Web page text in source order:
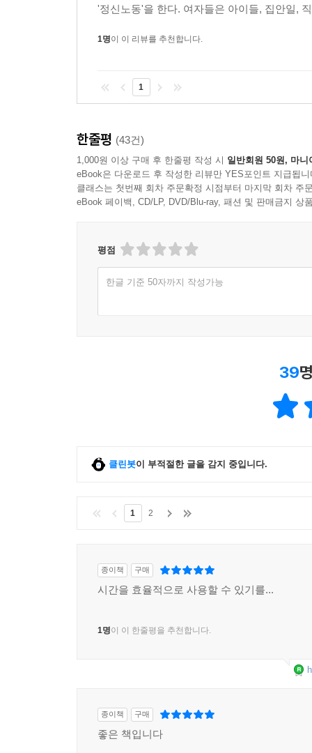
슷했다. “당신이 무슨 라이언킹(사자는 온종일 게
는 동안 나는 기름때가 잔뜩 낀 오븐 후드를 박박
만 살아.”
‘이상적인 엄마’라는 고정관념에 용감하게 도전
감정이라는 전쟁터에서 싸움을 벌인다.
일하는 엄마들이 자기 아이를 방치하는 이기적인
일하는 엄마들과 전업주부 엄마들은 모두 서로를
회의 정신분열증에 가까운 양가감정에 의해 난도
캐스린 매스터슨Kathryn Masterson은 이 상처투
를 쓴다고 스스로 밝힌 조지타운의 한 엄마는 자
“여러분이 모두 나를 비난해도 상관하지 않을 거
그러자 엄마들은 서로를 공격하기 시작했다. 19
---「9장. ‘좋은 엄마’ 콤플렉스」중에서
나는 그들에게 미국인들은 보육시설을 불신하기
한 표정을 지었다. “우리는 경제적으로 넉넉해서
황한 듯 눈을 가늘게 뜨면서 말했다. “만약 아이
떻게 주죠?’라고 물을 걸요.”
---「11장. 덴마크 사람들이 가르쳐주는 것」중에서
“나는 노인들에게 사교 모임에 나가거나 다른 사
들은 ‘하루 동안’의 시간에 관해 이야기하지 않
혀 달라요. 시간이 얼마 남지 않았다고 생각하면
노인들은 정말 중요한 일에 집중하고 짧은 순간
'정신노동'을 한다. 여자들은 아이들, 집안일,
1명이 이 리뷰를 추천합니다.
1
한줄평 (43건)
1,000원 이상 구매 후 한줄평 작성 시 일반회원 50원, 마니
eBook은 다운로드 후 작성한 리뷰만 YES포인트 지급됩니
클래스는 첫번째 회차 주문확정 시점부터 마지막 회차 주
eBook 페이백, CD/LP, DVD/Blu-ray, 패션 및 판매금지 상
평점
한글 기준 50자까지 작성가능
39
클린봇이 부적절한 글을 감지 중입니다.
1 2
종이책 구매
시간을 효율적으로 사용할 수 있기를...
1명이 이 한줄평을 추천합니다.
종이책 구매
좋은 책입니다